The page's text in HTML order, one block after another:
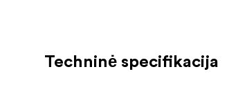
Techninė specifikacija